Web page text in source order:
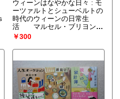
ウィーンはなやかな日々 : モ
ーツァルトとシューベルトの
時代のウィーンの日常生
活 マルセル・ブリヨン
（マルセル・ブリヨン 著 ; 津
￥300